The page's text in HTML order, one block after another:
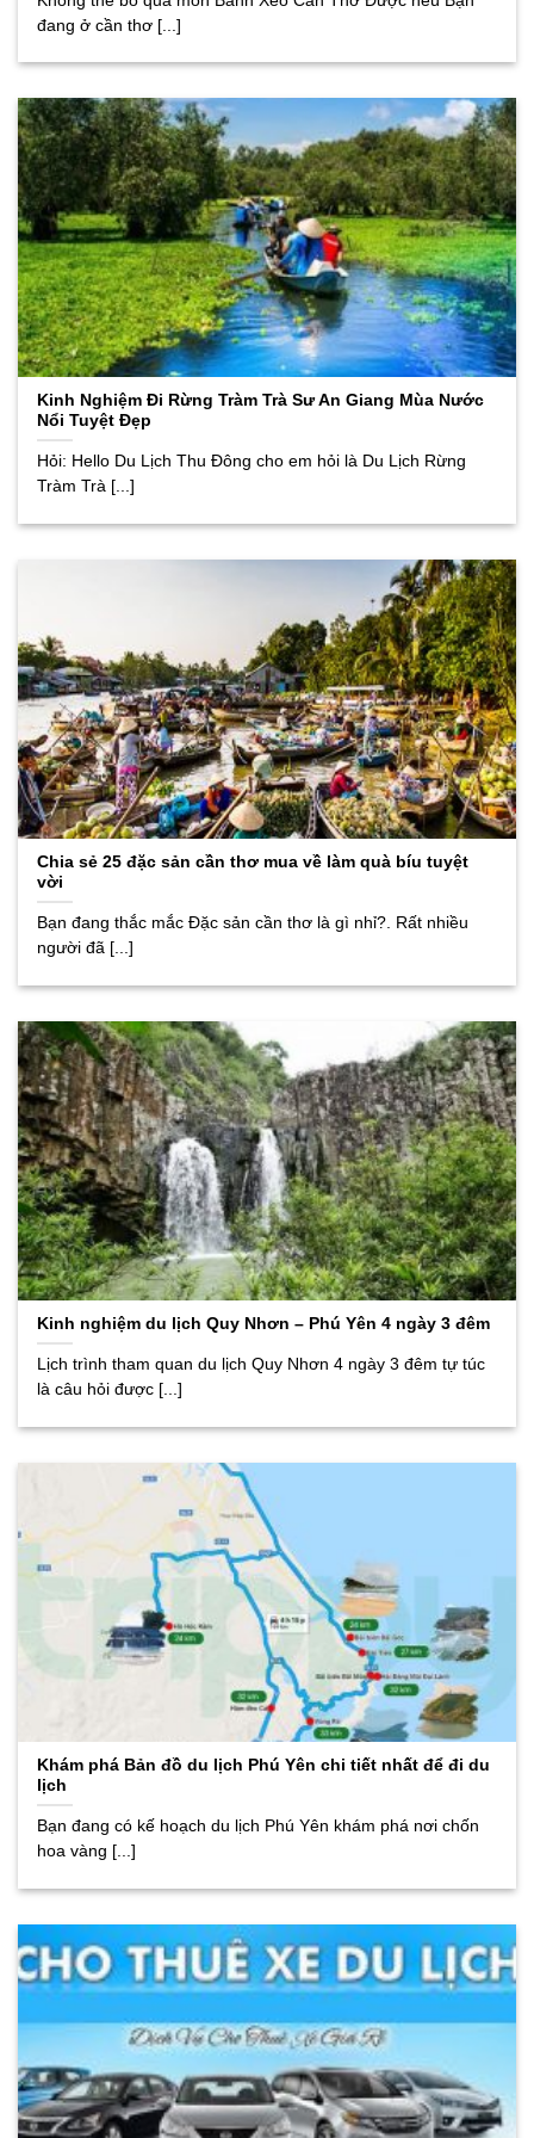
đang ở cần thơ [...]
Kinh Nghiệm Đi Rừng Tràm Trà Sư An Giang Mùa Nước
Nổi Tuyệt Đẹp
Hỏi: Hello Du Lịch Thu Đông cho em hỏi là Du Lịch Rừng
Tràm Trà [...]
Chia sẻ 25 đặc sản cần thơ mua về làm quà bíu tuyệt
vời
Bạn đang thắc mắc Đặc sản cần thơ là gì nhỉ?. Rất nhiều
người đã [...]
Kinh nghiệm du lịch Quy Nhơn – Phú Yên 4 ngày 3 đêm
Lịch trình tham quan du lịch Quy Nhơn 4 ngày 3 đêm tự túc
là câu hỏi được [...]
Khám phá Bản đồ du lịch Phú Yên chi tiết nhất để đi du
lịch
Bạn đang có kế hoạch du lịch Phú Yên khám phá nơi chốn
hoa vàng [...]